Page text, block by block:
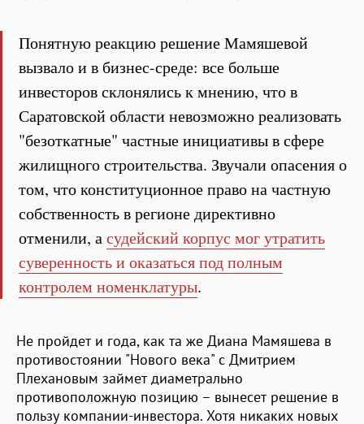
Понятную реакцию решение Мамяшевой
вызвало и в бизнес-среде: все больше
инвесторов склонялись к мнению, что в
Саратовской области невозможно реализовать
"безоткатные" частные инициативы в сфере
жилищного строительства. Звучали опасения о
том, что конституционное право на частную
собственность в регионе директивно
отменили, асудейский корпус мог утратить
суверенность и оказаться под полным
контролем номенклатуры.
Не пройдет и года, как та же Диана Мамяшева в
противостоянии "Нового века" с Дмитрием
Плехановым займет диаметрально
противоположную позицию – вынесет решение в
пользу компании-инвестора. Хотя никаких новых